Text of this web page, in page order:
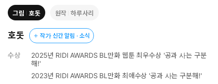
그림 호돗 원작 하루사리
호돗 작가 신간 알림 · 소식
수상
2025년 RIDI AWARDS BL만화 웹툰 최우수상 '공과 사는 구분
해!'
2023년 RIDI AWARDS BL만화 최애수상 '공과 사는 구분해!'